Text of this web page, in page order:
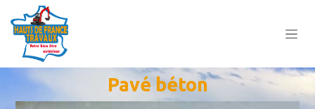
Se rendre au contenu
Pavé béton